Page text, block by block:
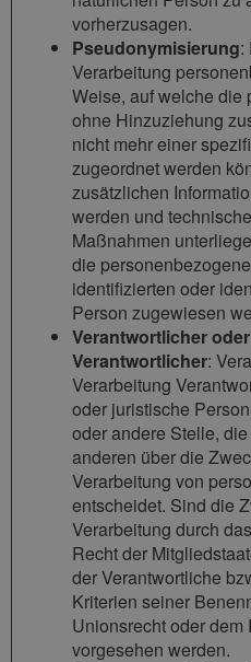
vorherzusagen.
Pseudonymisierung:
Verarbeitung
Weise, auf welche die
ohne Hinzuziehung
nicht mehr einer
zugeordnet werden
zusätzlichen
werden und
Maßnahmen
die
identifizierten oder
Person zugewiesen
Verantwortlicher
Verantwortlicher:
Verarbeitung
oder juristische
oder andere Stelle,
anderen über die
Verarbeitung von
entscheidet. Sind die
Verarbeitung durch
Recht der
der Verantwortliche
Kriterien seiner
Unionsrecht oder
vorgesehen werden.